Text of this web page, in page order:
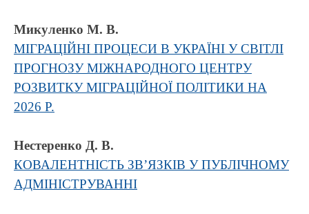
Микуленко М. В.
МІГРАЦІЙНІ ПРОЦЕСИ В УКРАЇНІ У СВІТЛІ
ПРОГНОЗУ МІЖНАРОДНОГО ЦЕНТРУ
РОЗВИТКУ МІГРАЦІЙНОЇ ПОЛІТИКИ НА
2026 Р.
Нестеренко Д. В.
КОВАЛЕНТНІСТЬ ЗВ’ЯЗКІВ У ПУБЛІЧНОМУ
АДМІНІСТРУВАННІ